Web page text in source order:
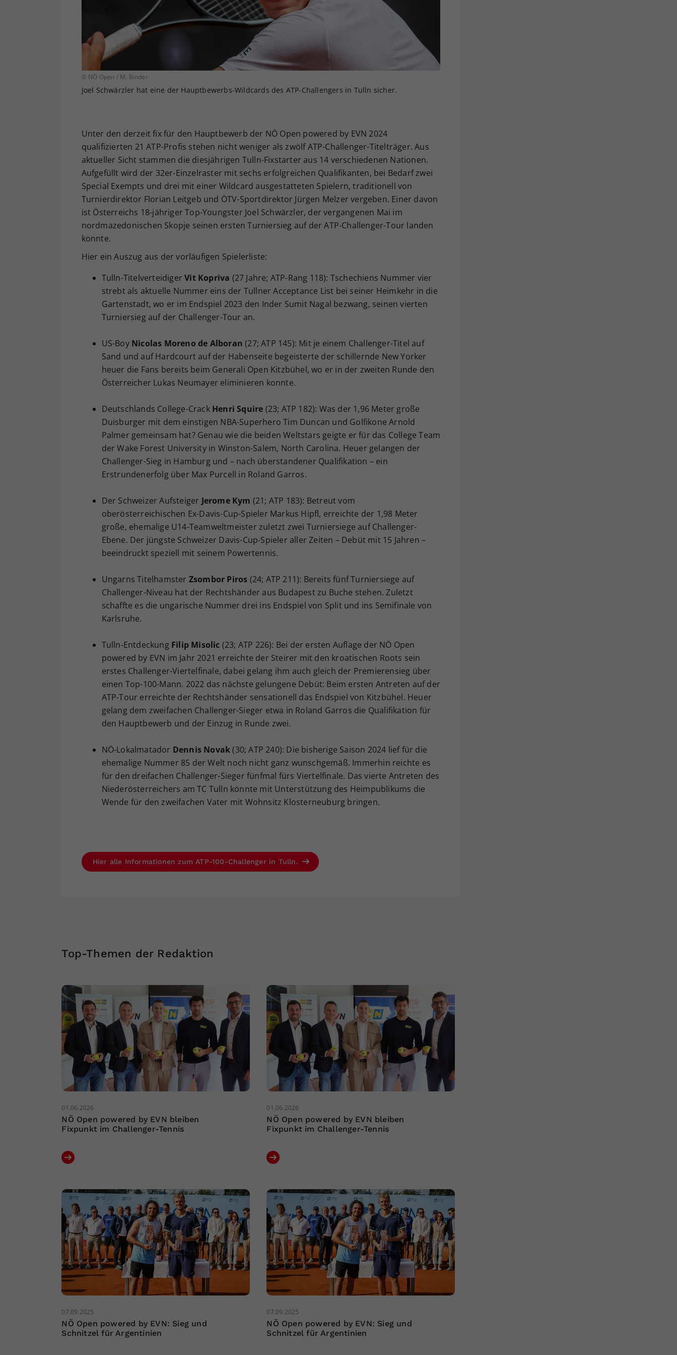
© NÖ Open / M. Binder
Joel Schwärzler hat eine der Hauptbewerbs-Wildcards des ATP-Challengers in Tulln sicher.
Unter den derzeit fix für den Hauptbewerb der NÖ Open powered by EVN 2024
qualifizierten 21 ATP-Profis stehen nicht weniger als zwölf ATP-Challenger-Titelträger. Aus
aktueller Sicht stammen die diesjährigen Tulln-Fixstarter aus 14 verschiedenen Nationen.
Aufgefüllt wird der 32er-Einzelraster mit sechs erfolgreichen Qualifikanten, bei Bedarf zwei
Special Exempts und drei mit einer Wildcard ausgestatteten Spielern, traditionell von
Turnierdirektor Florian Leitgeb und ÖTV-Sportdirektor Jürgen Melzer vergeben. Einer davon
ist Österreichs 18-jähriger Top-Youngster Joel Schwärzler, der vergangenen Mai im
nordmazedonischen Skopje seinen ersten Turniersieg auf der ATP-Challenger-Tour landen
konnte.
Hier ein Auszug aus der vorläufigen Spielerliste:
Tulln-TitelverteidigerVit Kopriva (27 Jahre; ATP-Rang 118): Tschechiens Nummer vier
strebt als aktuelle Nummer eins der Tullner Acceptance List bei seiner Heimkehr in die
Gartenstadt, wo er im Endspiel 2023 den Inder Sumit Nagal bezwang, seinen vierten
Turniersieg auf der Challenger-Tour an.
US-Boy Nicolas Moreno de Alboran (27; ATP 145): Mit je einem Challenger-Titel auf
Sand und auf Hardcourt auf der Habenseite begeisterte der schillernde New Yorker
heuer die Fans bereits beim Generali Open Kitzbühel, wo er in der zweiten Runde den
Österreicher Lukas Neumayer eliminieren konnte.
Deutschlands College-Crack Henri Squire (23; ATP 182): Was der 1,96 Meter große
Duisburger mit dem einstigen NBA-Superhero Tim Duncan und Golfikone Arnold
Palmer gemeinsam hat? Genau wie die beiden Weltstars geigte er für das College Team
der Wake Forest University in Winston-Salem, North Carolina. Heuer gelangen der
Challenger-Sieg in Hamburg und – nach überstandener Qualifikation – ein
Erstrundenerfolg über Max Purcell in Roland Garros.
Der Schweizer Aufsteiger Jerome Kym (21; ATP 183): Betreut vom
oberösterreichischen Ex-Davis-Cup-Spieler Markus Hipfl, erreichte der 1,98 Meter
große, ehemalige U14-Teamweltmeister zuletzt zwei Turniersiege auf Challenger-
Ebene. Der jüngste Schweizer Davis-Cup-Spieler aller Zeiten – Debüt mit 15 Jahren –
beeindruckt speziell mit seinem Powertennis.
Ungarns Titelhamster Zsombor Piros (24; ATP 211): Bereits fünf Turniersiege auf
Challenger-Niveau hat der Rechtshänder aus Budapest zu Buche stehen. Zuletzt
schaffte es die ungarische Nummer drei ins Endspiel von Split und ins Semifinale von
Karlsruhe.
Tulln-Entdeckung Filip Misolic (23; ATP 226): Bei der ersten Auflage der NÖ Open
powered by EVN im Jahr 2021 erreichte der Steirer mit den kroatischen Roots sein
erstes Challenger-Viertelfinale, dabei gelang ihm auch gleich der Premierensieg über
einen Top-100-Mann. 2022 das nächste gelungene Debüt: Beim ersten Antreten auf der
ATP-Tour erreichte der Rechtshänder sensationell das Endspiel von Kitzbühel. Heuer
gelang dem zweifachen Challenger-Sieger etwa in Roland Garros die Qualifikation für
den Hauptbewerb und der Einzug in Runde zwei.
NÖ-Lokalmatador Dennis Novak(30; ATP 240): Die bisherige Saison 2024 lief für die
ehemalige Nummer 85 der Welt noch nicht ganz wunschgemäß. Immerhin reichte es
für den dreifachen Challenger-Sieger fünfmal fürs Viertelfinale. Das vierte Antreten des
Niederösterreichers am TC Tulln könnte mit Unterstützung des Heimpublikums die
Wende für den zweifachen Vater mit Wohnsitz Klosterneuburg bringen.
Hier alle Informationen zum ATP-100-Challenger in Tulln.
Top-Themen der Redaktion
01.06.2026
NÖ Open powered by EVN bleiben
Fixpunkt im Challenger-Tennis
01.06.2026
NÖ Open powered by EVN bleiben
Fixpunkt im Challenger-Tennis
07.09.2025
NÖ Open powered by EVN: Sieg und
Schnitzel für Argentinien
07.09.2025
NÖ Open powered by EVN: Sieg und
Schnitzel für Argentinien
Ihrer vorgenommen Einstellungen, falls der
Webseiten-Betreiber dies eingestellt hat.